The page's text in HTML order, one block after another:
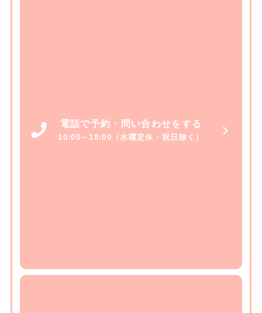
電話で予約・問い合わせをする
10:00～18:00（水曜定休・祝日除く）